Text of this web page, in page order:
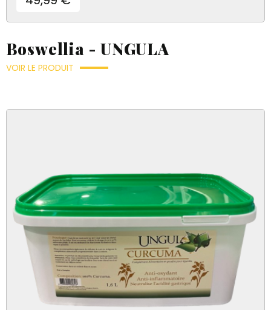
Boswellia - UNGULA
VOIR LE PRODUIT